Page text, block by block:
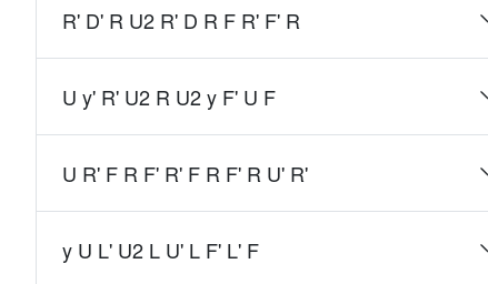
R' D' R U2 R' D R F R' F' R
U y' R' U2 R U2 y F' U F
U R' F R F' R' F R F' R U' R'
y U L' U2 L U' L F' L' F